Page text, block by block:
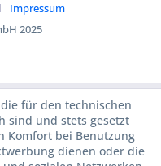
Impressum
2025
für den technischen
sind und stets gesetzt
Komfort bei Benutzung
dienen oder die